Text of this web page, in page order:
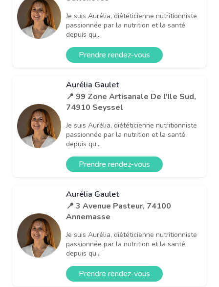
Je suis Aurélia, diététicienne nutritionniste
passionnée par la nutrition et la santé
depuis qu...
Prendre rendez-vous
Aurélia Gaulet
📍 99 Zone Artisanale De l'Ile Sud,
74910 Seyssel
Je suis Aurélia, diététicienne nutritionniste
passionnée par la nutrition et la santé
depuis qu...
Prendre rendez-vous
Aurélia Gaulet
📍 3 Avenue Pasteur, 74100
Annemasse
Je suis Aurélia, diététicienne nutritionniste
passionnée par la nutrition et la santé
depuis qu...
Prendre rendez-vous